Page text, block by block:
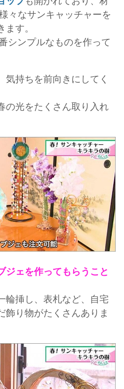
々なサンキャッチャーを
す。
シンプルなものを作って
気持ちを前向きにしてく
の光をたくさん取り入れ
ジェを作ってもらうこと
輪挿し、表札など、自宅
飾り物がたくさんありま